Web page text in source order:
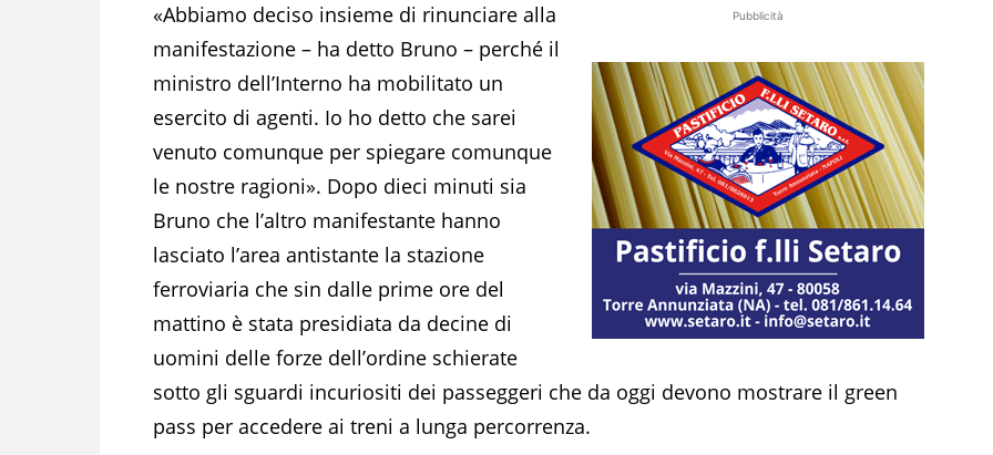
Pubblicità
«Abbiamo deciso insieme di rinunciare alla
manifestazione – ha detto Bruno – perché il
ministro dell’Interno ha mobilitato un
esercito di agenti. Io ho detto che sarei
venuto comunque per spiegare comunque
le nostre ragioni». Dopo dieci minuti sia
Bruno che l’altro manifestante hanno
lasciato l’area antistante la stazione
ferroviaria che sin dalle prime ore del
mattino è stata presidiata da decine di
uomini delle forze dell’ordine schierate
sotto gli sguardi incuriositi dei passeggeri che da oggi devono mostrare il green
pass per accedere ai treni a lunga percorrenza.